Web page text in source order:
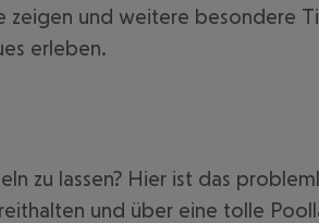
und weitere besondere
erleben.
zu lassen? Hier ist das
und über eine tolle